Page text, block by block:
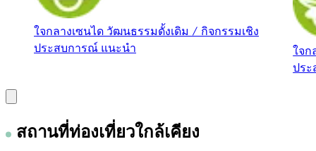
ใจกลางเซนได วัฒนธรรมดั้งเดิม / กิจกรรมเชิง
ประสบการณ์ แนะนำ
ใจก
ปร
สถานที่ท่องเที่ยวใกล้เคียง